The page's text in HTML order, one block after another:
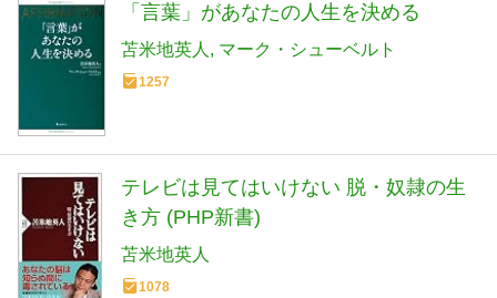
「言葉」があなたの人生を決める
苫米地英人 マーク・シューベルト
1257
テレビは見てはいけない 脱・奴隷の生
き方 (PHP新書)
苫米地英人
1078